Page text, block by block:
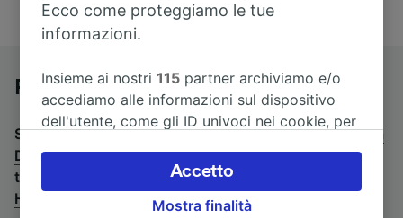
Pullman da Köln Hbf a Duisburg Hbf
Stai cercando un viaggio di ritorno? Vai supullman da
Duisburg Hbf a Köln Hbf.Se preferisci prendere il
treno, consulta la paginatreni da Köln Hbf a Duisburg
Hbf
Ecco come proteggiamo le tue
informazioni.
Insieme ai nostri115 partner archiviamo e/o
accediamo alle informazioni sul dispositivo
dell'utente, come gli ID univoci nei cookie, per
accettare o gestire le proprie scelte facendo
clic di seguito, tra cui il proprio diritto di
opporsi sulla base di un interesse legittimo o
Mostra finalità
Accetto